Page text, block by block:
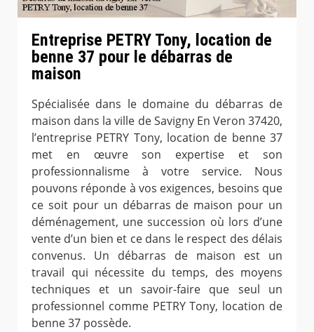
Entreprise PETRY Tony, location de
benne 37 pour le débarras de
maison
Spécialisée dans le domaine du débarras de
maison dans la ville de Savigny En Veron 37420,
l’entreprise PETRY Tony, location de benne 37
met en œuvre son expertise et son
professionnalisme à votre service. Nous
pouvons réponde à vos exigences, besoins que
ce soit pour un débarras de maison pour un
déménagement, une succession où lors d’une
vente d’un bien et ce dans le respect des délais
convenus. Un débarras de maison est un
travail qui nécessite du temps, des moyens
techniques et un savoir-faire que seul un
professionnel comme PETRY Tony, location de
benne 37 possède.